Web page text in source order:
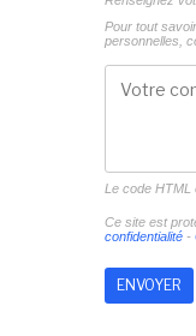
Pour tout
personnelles,
Le code HTML
Ce site est
confidentialité-